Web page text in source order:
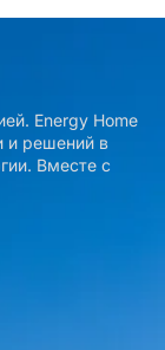
Energy Home
и решений в
Вместе с